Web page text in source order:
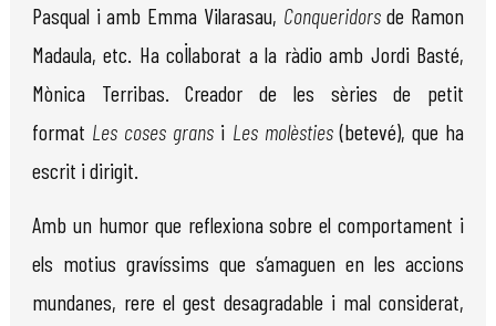
Pasqual i amb Emma Vilarasau, Conqueridorsde Ramon
Madaula, etc. Ha col·laborat a la ràdio amb Jordi Basté,
Mònica Terribas. Creador de les sèries de petit
format Les coses grans i Les molèsties(betevé), que ha
escrit i dirigit.
Amb un humor que reflexiona sobre el comportament i
els motius gravíssims que s’amaguen en les accions
mundanes, rere el gest desagradable i mal considerat,